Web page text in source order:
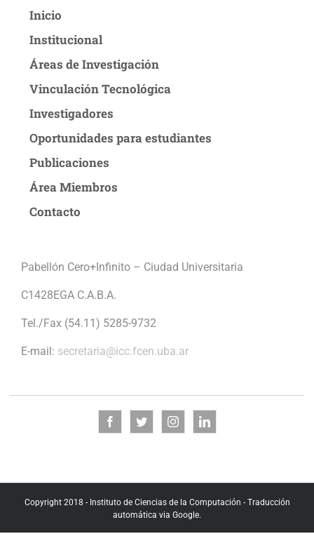
Inicio
Institucional
Áreas de Investigación
Vinculación Tecnológica
Investigadores
Oportunidades para estudiantes
Publicaciones
Área Miembros
Contacto
Pabellón Cero+Infinito – Ciudad Universitaria
C1428EGA C.A.B.A.
Tel./Fax (54.11) 5285-9732
E-mail: secretaria@icc.fcen.uba.ar
Copyright 2018 - Instituto de Ciencias de la Computación - Traducción
automática via Google.